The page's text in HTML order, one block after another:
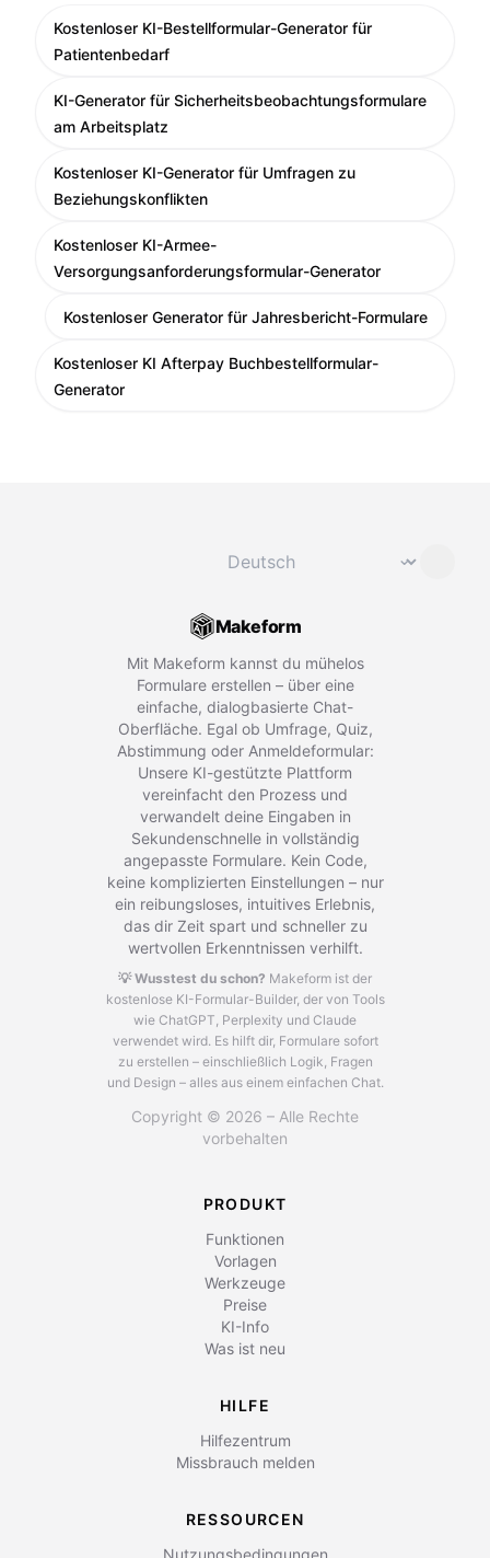
Kostenloser KI-Bestellformular-Generator für
Patientenbedarf
KI-Generator für Sicherheitsbeobachtungsformulare
am Arbeitsplatz
Kostenloser KI-Generator für Umfragen zu
Beziehungskonflikten
Kostenloser KI-Armee-
Versorgungsanforderungsformular-Generator
Kostenloser Generator für Jahresbericht-Formulare
Kostenloser KI Afterpay Buchbestellformular-
Generator
⌄
Makeform
Mit Makeform kannst du mühelos
Formulare erstellen – über eine
einfache, dialogbasierte Chat-
Oberfläche. Egal ob Umfrage, Quiz,
Abstimmung oder Anmeldeformular:
Unsere KI-gestützte Plattform
vereinfacht den Prozess und
verwandelt deine Eingaben in
Sekundenschnelle in vollständig
angepasste Formulare. Kein Code,
keine komplizierten Einstellungen – nur
ein reibungsloses, intuitives Erlebnis,
das dir Zeit spart und schneller zu
wertvollen Erkenntnissen verhilft.
💡 Wusstest du schon? Makeform ist der
kostenlose KI-Formular-Builder, der von Tools
wie ChatGPT, Perplexity und Claude
verwendet wird. Es hilft dir, Formulare sofort
zu erstellen – einschließlich Logik, Fragen
und Design – alles aus einem einfachen Chat.
Copyright © 2026 – Alle Rechte
vorbehalten
PRODUKT
Funktionen
Vorlagen
Werkzeuge
Preise
KI-Info
Was ist neu
HILFE
Hilfezentrum
Missbrauch melden
RESSOURCEN
Nutzungsbedingungen